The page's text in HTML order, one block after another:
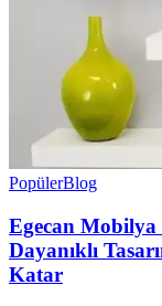
PopülerBlog
Egecan Mobilya
Dayanıklı
Katar